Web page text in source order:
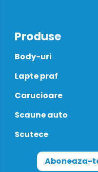
Produse
Body-uri
Lapte praf
Carucioare
Scaune auto
Scutece
Aboneaza-